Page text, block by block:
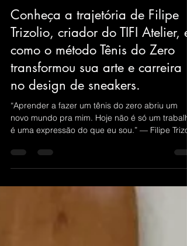
22 de abr. de 2025
2 min de leitura
Conheça a trajetória de Filipe
Trizolio, criador do TIFI Atelier, e
como o método Tênis do Zero
transformou sua arte e carreira
no design de sneakers.
“Aprender a fazer um tênis do zero abriu um
é uma expressão do que eu sou.” — Filipe